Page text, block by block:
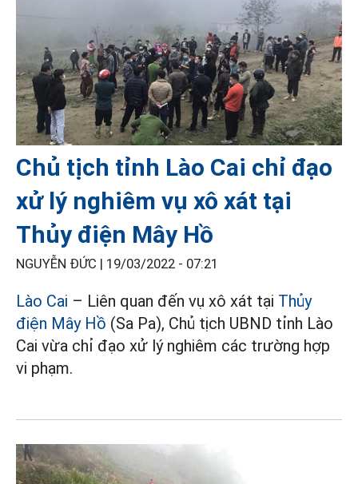
Chủ tịch tỉnh Lào Cai chỉ đạo
xử lý nghiêm vụ xô xát tại
Thủy điện Mây Hồ
NGUYỄN ĐỨC | 19/03/2022 - 07:21
Lào Cai – Liên quan đến vụ xô xát tại Thủy
điện Mây Hồ (Sa Pa), Chủ tịch UBND tỉnh Lào
Cai vừa chỉ đạo xử lý nghiêm các trường hợp
vi phạm.